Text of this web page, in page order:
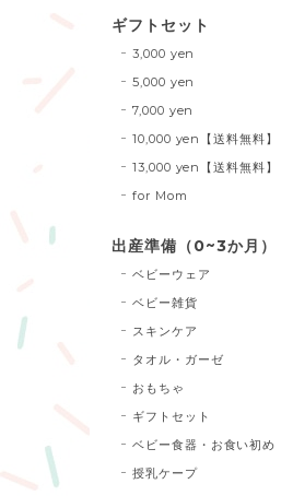
ギフトセット
3,000 yen
5,000 yen
7,000 yen
10,000 yen【送料無料】
13,000 yen【送料無料】
for Mom
出産準備（0~3か月）
ベビーウェア
ベビー雑貨
スキンケア
タオル・ガーゼ
おもちゃ
ギフトセット
ベビー食器・お食い初め
授乳ケープ